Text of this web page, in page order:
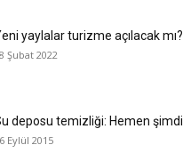
yaylalar turizme açılacak mı?
Şubat 2022
deposu temizliği: Hemen şimdi
Eylül 2015